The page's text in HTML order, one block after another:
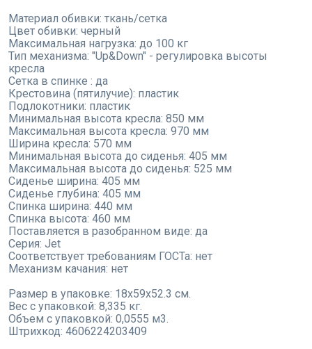
Материал обивки: ткань/сетка
Цвет обивки: черный
Максимальная нагрузка: до 100 кг
Тип механизма: "Up&Down" - регулировка высоты
кресла
Сетка в спинке : да
Крестовина (пятилучие): пластик
Подлокотники: пластик
Минимальная высота кресла: 850 мм
Максимальная высота кресла: 970 мм
Ширина кресла: 570 мм
Минимальная высота до сиденья: 405 мм
Максимальная высота до сиденья: 525 мм
Сиденье ширина: 405 мм
Сиденье глубина: 405 мм
Спинка ширина: 440 мм
Спинка высота: 460 мм
Поставляется в разобранном виде: да
Серия: Jet
Соответствует требованиям ГОСТа: нет
Механизм качания: нет
Размер в упаковке: 18x59x52.3 см.
Вес с упаковкой: 8,335 кг.
Объем с упаковкой: 0,0555 м3.
Штрихкод: 4606224203409